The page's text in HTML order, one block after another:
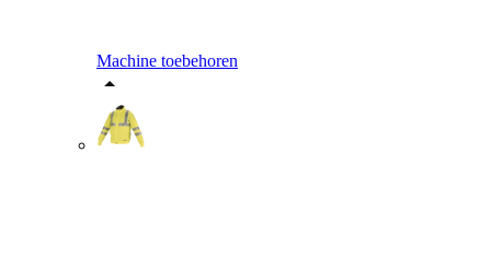
Machine toebehoren